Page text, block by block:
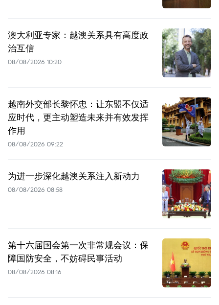
澳大利亚专家：越澳关系具有高度政
治互信
08/08/2026 10:20
越南外交部长黎怀忠：让东盟不仅适
应时代，更主动塑造未来并有效发挥
作用
08/08/2026 09:22
为进一步深化越澳关系注入新动力
08/08/2026 08:58
第十六届国会第一次非常规会议：保
障国防安全，不妨碍民事活动
08/08/2026 08:16